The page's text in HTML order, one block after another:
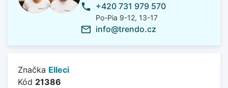
phone +420 731 979 570
Po-Pia 9-12, 13-17
mail_outline info@trendo.cz
Značka Elleci
Kód 21386